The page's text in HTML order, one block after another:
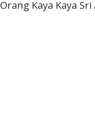
Orang Kaya Kaya